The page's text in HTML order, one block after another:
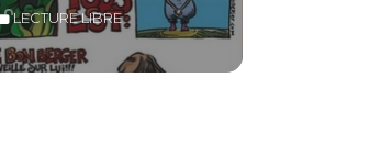
LECTURE LIBRE